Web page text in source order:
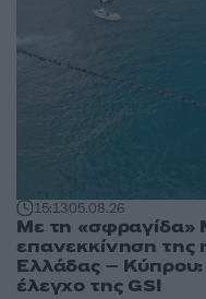
15:1305.08.26
Με τη «σφραγίδα»
επανεκκίνηση της
Ελλάδας –
έλεγχο της GSI